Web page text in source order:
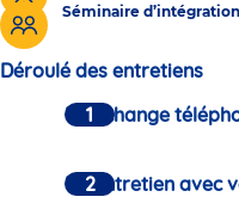
Séminaire d’intégration
Déroulé des entretiens
Un échange
Un entretien avec